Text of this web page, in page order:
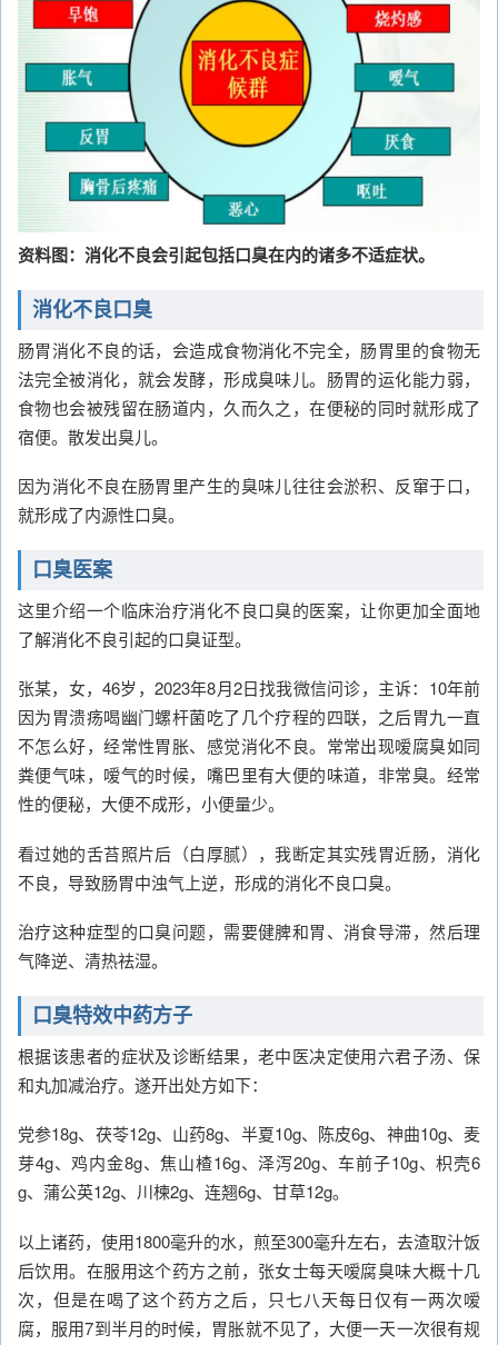
资料图：消化不良会引起包括口臭在内的诸多不适症状。
消化不良口臭
肠胃消化不良的话，会造成食物消化不完全，肠胃里的食物无
法完全被消化，就会发酵，形成臭味儿。肠胃的运化能力弱，
食物也会被残留在肠道内，久而久之，在便秘的同时就形成了
宿便。散发出臭儿。
因为消化不良在肠胃里产生的臭味儿往往会淤积、反窜于口，
就形成了内源性口臭。
口臭医案
这里介绍一个临床治疗消化不良口臭的医案，让你更加全面地
了解消化不良引起的口臭证型。
张某，女，46岁，2023年8月2日找我微信问诊，主诉：10年前
因为胃溃疡喝幽门螺杆菌吃了几个疗程的四联，之后胃九一直
不怎么好，经常性胃胀、感觉消化不良。常常出现嗳腐臭如同
粪便气味，嗳气的时候，嘴巴里有大便的味道，非常臭。经常
性的便秘，大便不成形，小便量少。
看过她的舌苔照片后（白厚腻），我断定其实残胃近肠，消化
不良，导致肠胃中浊气上逆，形成的消化不良口臭。
治疗这种症型的口臭问题，需要健脾和胃、消食导滞，然后理
气降逆、清热祛湿。
口臭特效中药方子
根据该患者的症状及诊断结果，老中医决定使用六君子汤、保
和丸加减治疗。遂开出处方如下：
党参18g、茯苓12g、山药8g、半夏10g、陈皮6g、神曲10g、麦
芽4g、鸡内金8g、焦山楂16g、泽泻20g、车前子10g、枳壳6
g、蒲公英12g、川楝2g、连翘6g、甘草12g。
以上诸药，使用1800毫升的水，煎至300毫升左右，去渣取汁饭
后饮用。在服用这个药方之前，张女士每天嗳腐臭味大概十几
次，但是在喝了这个药方之后，只七八天每日仅有一两次嗳
腐，服用7到半月的时候，胃胀就不见了，大便一天一次很有规